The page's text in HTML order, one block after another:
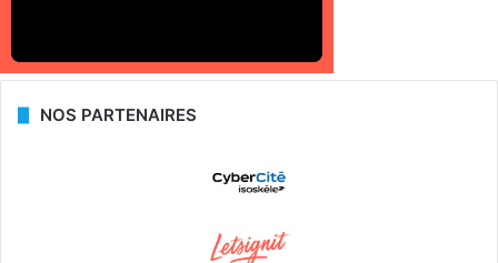
NOS PARTENAIRES